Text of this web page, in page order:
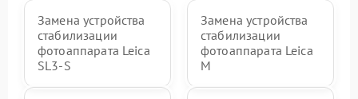
Замена устройства
стабилизации
фотоаппарата Leica
SL3‑S
Замена устройства
стабилизации
фотоаппарата Leica
M